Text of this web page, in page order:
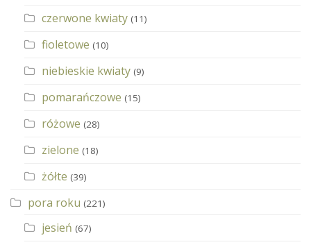
czerwone kwiaty (11)
fioletowe (10)
niebieskie kwiaty (9)
pomarańczowe (15)
różowe (28)
zielone (18)
żółte (39)
pora roku (221)
jesień (67)